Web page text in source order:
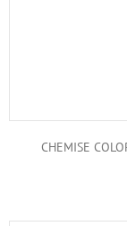
CHEMISE